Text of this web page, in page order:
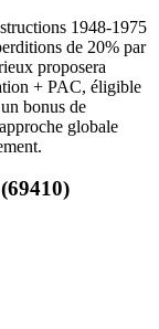
1948-1975
de 20% par
proposera
+ PAC, éligible
bonus de
globale
(69410)